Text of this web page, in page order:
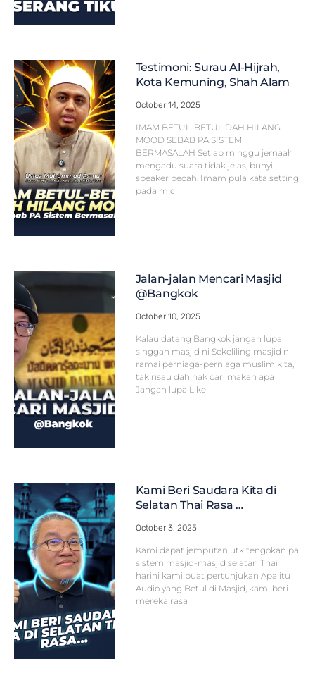
Testimoni: Surau Al-Hijrah,
Kota Kemuning, Shah Alam
October 14, 2025
IMAM BETUL-BETUL DAH HILANG
MOOD SEBAB PA SISTEM
BERMASALAH Setiap minggu jemaah
mengadu suara tidak jelas, bunyi
speaker pecah. Imam pula kata setting
pada mic
Jalan-jalan Mencari Masjid
@Bangkok
October 10, 2025
Kalau datang Bangkok jangan lupa
singgah masjid ni Sekeliling masjid ni
ramai perniaga-perniaga muslim kita,
tak risau dah nak cari makan apa
Jangan lupa Like
Kami Beri Saudara Kita di
Selatan Thai Rasa …
October 3, 2025
Kami dapat jemputan utk tengokan pa
sistem masjid-masjid selatan Thai
harini kami buat pertunjukan Apa itu
Audio yang Betul di Masjid, kami beri
mereka rasa